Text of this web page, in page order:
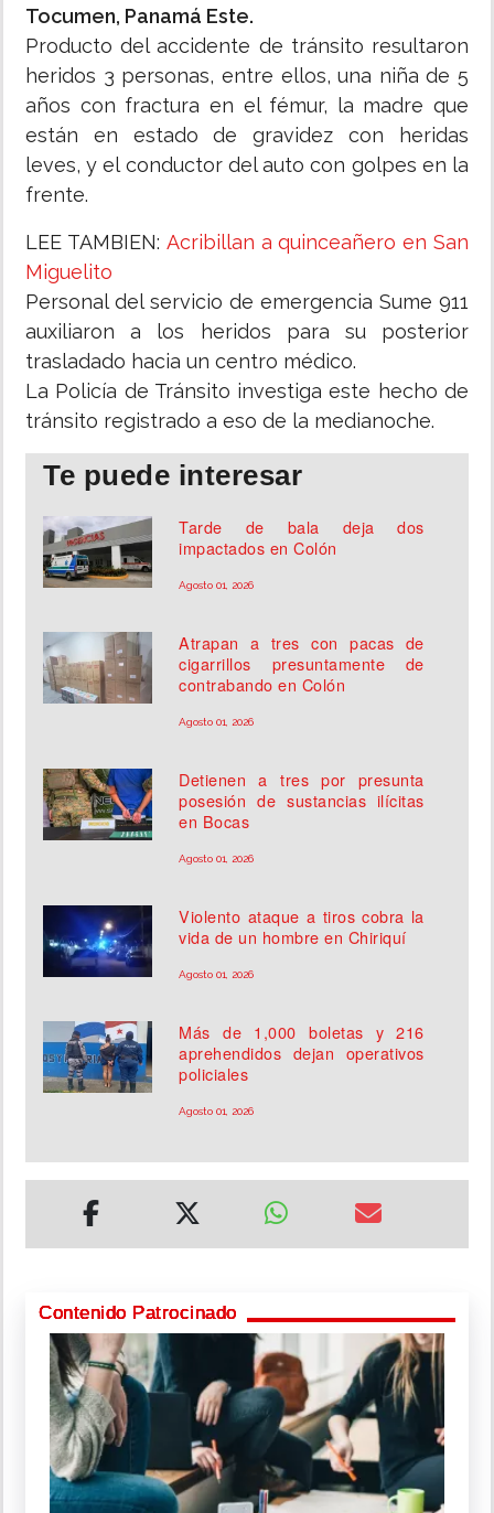
Tocumen, Panamá Este.
Producto del accidente de tránsito resultaron
heridos 3 personas, entre ellos, una niña de 5
años con fractura en el fémur, la madre que
están en estado de gravidez con heridas
leves, y el conductor del auto con golpes en la
frente.
LEE TAMBIEN: Acribillan a quinceañero en San
Miguelito
Personal del servicio de emergencia Sume 911
auxiliaron a los heridos para su posterior
trasladado hacia un centro médico.
La Policía de Tránsito investiga este hecho de
tránsito registrado a eso de la medianoche.
Te puede interesar
Tarde de bala deja dos
impactados en Colón
Agosto 01, 2026
Atrapan a tres con pacas de
cigarrillos presuntamente de
contrabando en Colón
Agosto 01, 2026
Detienen a tres por presunta
posesión de sustancias ilícitas
en Bocas
Agosto 01, 2026
Violento ataque a tiros cobra la
vida de un hombre en Chiriquí
Agosto 01, 2026
Más de 1,000 boletas y 216
aprehendidos dejan operativos
policiales
Agosto 01, 2026
Contenido Patrocinado